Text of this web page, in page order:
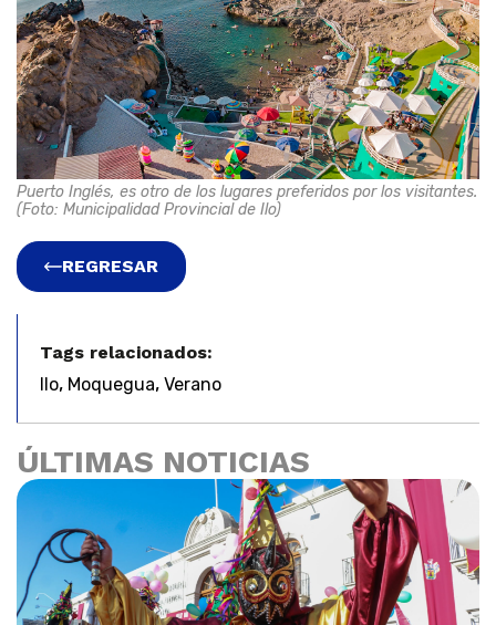
Puerto Inglés, es otro de los lugares preferidos por los visitantes.
(Foto: Municipalidad Provincial de Ilo)
REGRESAR
Tags relacionados:
Ilo, Moquegua, Verano
ÚLTIMAS NOTICIAS